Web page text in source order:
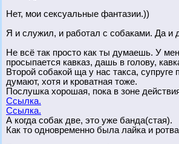
Нет, мои сексуальные фантазии.))
Я и служил, и работал с собаками. Да и
Не всё так просто как ты думаешь. У
просыпается кавказ, дашь в голову,
Второй собакой ща у нас такса, супруге
думают, хотя и кроватная тоже.
Послушка хорошая, пока в зоне
Ссылка.
Ссылка.
А когда собак две, это уже банда(стая).
Как то одновременно была лайка и